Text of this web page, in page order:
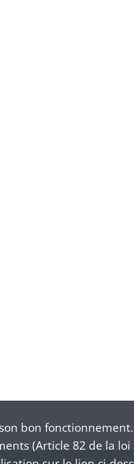
bon
(Article 82 de la